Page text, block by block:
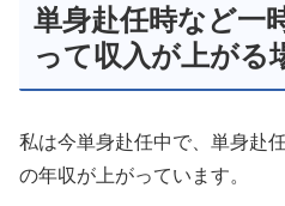
単身赴任時など一
って収入が上がる
私は今単身赴任中で、単身赴
の年収が上がっています。